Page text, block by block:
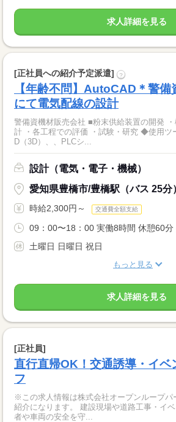
求人詳細を見る
[正社員への紹介予定派遣] ?
【年齢不問】AutoCAD＊警備
にて電気配線の設計
警備資機材販売会社 ■粉末供給装置の開発
計 ・各工程での評価 ・試験・研究 ◆使用ツ
D（3D）、、PLCシ...
設計（電気・電子・機械）
愛知県豊橋市/豊橋駅（バス 25分
時給2,300円～ 交通費全額支給
09：00〜18：00 実働8時間 休憩60分
土曜日 日曜日 祝日
もっと見る
求人詳細を見る
[正社員]
直行直帰OK！交通誘導・イベ
フ
※この求人情報は株式会社オープンループパ
紹介になります。 建設現場や道路工事・イ
者や車両の安全を守...